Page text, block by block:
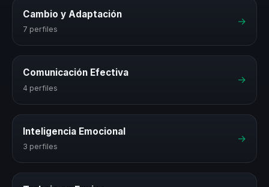
Cambio y Adaptación
7 perfiles
→
Comunicación Efectiva
4 perfiles
→
Inteligencia Emocional
3 perfiles
→